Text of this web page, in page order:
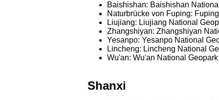
Baishishan: Baishishan
Naturbrücke von Fuping:
Liujiang: Liujiang National
Zhangshiyan: Zhangshiyan
Yesanpo: Yesanpo National
Lincheng: Lincheng National
Wu'an: Wu'an National Geopark
Shanxi